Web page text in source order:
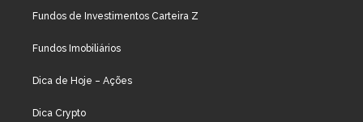
Fundos de Investimentos Carteira Z
Fundos Imobiliários
Dica de Hoje – Ações
Dica Crypto